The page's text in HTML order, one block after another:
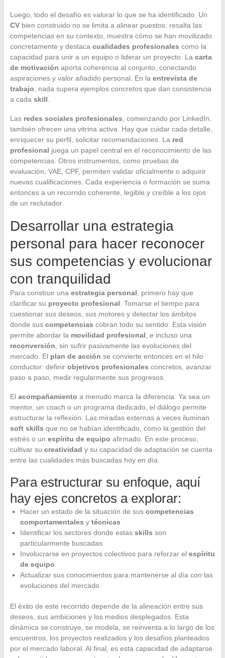
Luego, todo el desafío es valorar lo que se ha identificado. Un
CVbien construido no se limita a alinear puestos: resalta las
competencias en su contexto, muestra cómo se han movilizado
concretamente y destaca cualidades profesionales como la
capacidad para unir a un equipo o liderar un proyecto. La carta
de motivación aporta coherencia al conjunto, conectando
aspiraciones y valor añadido personal. En la entrevista de
trabajo , nada supera ejemplos concretos que dan consistencia
a cada skill
Las redes sociales profesionales , comenzando por LinkedIn,
también ofrecen una vitrina activa. Hay que cuidar cada detalle,
enriquecer su perfil, solicitar recomendaciones. La red
profesional juega un papel central en el reconocimiento de las
competencias. Otros instrumentos, como pruebas de
evaluación, VAE, CPF, permiten validar oficialmente o adquirir
nuevas cualificaciones. Cada experiencia o formación se suma
entonces a un recorrido coherente, legible y creíble a los ojos
de un reclutador.
Desarrollar una estrategia
personal para hacer reconocer
sus competencias y evolucionar
con tranquilidad
Para construir una estrategia personal , primero hay que
clarificar su proyecto profesional . Tomarse el tiempo para
cuestionar sus deseos, sus motores y detectar los ámbitos
donde sus competencias cobran todo su sentido. Esta visión
permite abordar la movilidad profesional , e incluso una
reconversión , sin sufrir pasivamente las evoluciones del
mercado. El plan de acción se convierte entonces en el hilo
conductor: definir objetivos profesionales concretos, avanzar
paso a paso, medir regularmente sus progresos.
El acompañamiento a menudo marca la diferencia. Ya sea un
mentor, un coach o un programa dedicado, el diálogo permite
estructurar la reflexión. Las miradas externas a veces iluminan
soft skills que no se habían identificado, como la gestión del
estrés o un espíritu de equipo afirmado. En este proceso,
cultivar su creatividad y su capacidad de adaptación se cuenta
entre las cualidades más buscadas hoy en día.
Para estructurar su enfoque, aquí
hay ejes concretos a explorar:
Hacer un estado de la situación de sus competencias
comportamentales y técnicas
Identificar los sectores donde estas skills son
particularmente buscadas
Involucrarse en proyectos colectivos para reforzar el espíritu
de equipo
Actualizar sus conocimientos para mantenerse al día con las
evoluciones del mercado
El éxito de este recorrido depende de la alineación entre sus
deseos, sus ambiciones y los medios desplegados. Esta
dinámica se construye, se modela, se reinventa a lo largo de los
encuentros, los proyectos realizados y los desafíos planteados
por el mercado laboral. Al final, es esta capacidad de adaptarse